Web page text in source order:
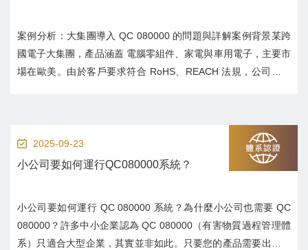
案例分析：大集團導入 QC 080000 的問題與詳解案例背景某跨
國電子大集團，產品涵蓋 電腦零組件、家電與車用電子，主要市
場在歐美。由於客戶要求符合 RoHS、REACH 法規，公司決定
2025-09-23
小公司要如何運行QC080000系統？
小公司要如何運行 QC 080000 系統？為什麼小公司也需要 QC
080000？許多中小企業認為 QC 080000（有害物質過程管理體
系）只適合大型企業，其實並非如此。只要您的產品需要出口，